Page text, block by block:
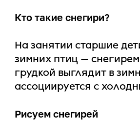
Кто такие снегири?
На занятии старшие
зимних птиц —
грудкой выглядит в
ассоциируется с
Рисуем снегирей